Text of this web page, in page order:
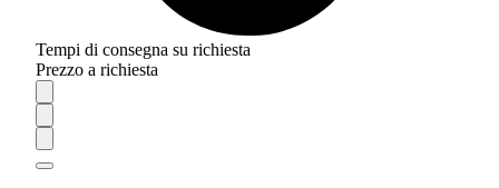
Tempi di consegna su richiesta
Prezzo a richiesta